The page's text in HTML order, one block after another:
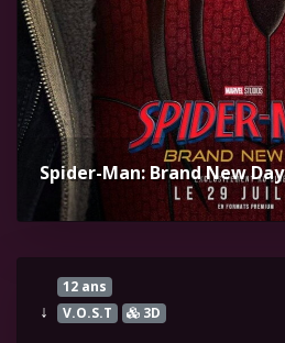
Spider-Man: Brand New Day
↓
12 ans
V.O.S.T
3D